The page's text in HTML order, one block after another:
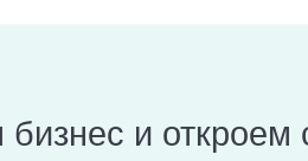
и откроем